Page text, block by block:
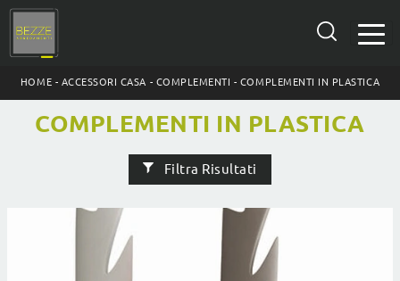
HOME - ACCESSORI CASA - COMPLEMENTI - COMPLEMENTI IN PLASTICA
COMPLEMENTI IN PLASTICA
Filtra Risultati